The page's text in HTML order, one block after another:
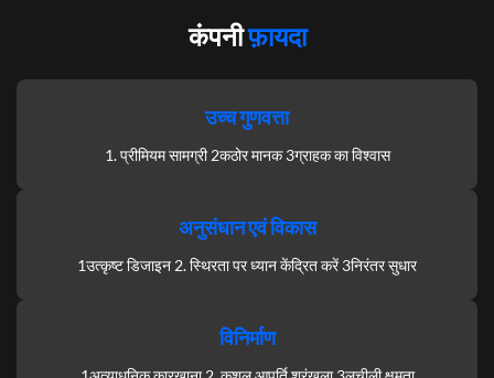
कंपनीफ़ायदा
उच्च गुणवत्ता
1. प्रीमियम सामग्री 2कठोर मानक 3ग्राहक का विश्वास
अनुसंधान एवं विकास
1उत्कृष्ट डिजाइन 2. स्थिरता पर ध्यान केंद्रित करें 3निरंतर सुधार
विनिर्माण